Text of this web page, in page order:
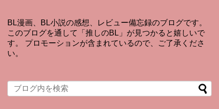
BL漫画、BL小説の感想、レビュー備忘録のブログです。
このブログを通して「推しのBL」が見つかると嬉しいで
す。 プロモーションが含まれているので、ご了承くださ
い。